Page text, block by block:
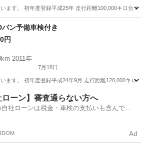
ます。 初年度登録平成25年 走行距離100,000キロ台
アクティ 走行距離
バン予備車検付き
円
2011年
7月18日
ます。 初年度登録平成24年9月 走行距離120,000キロ
駅 その他
ローン】審査通らない方へ
自社ローンは税金・車検の支払いも含んでい
Ad